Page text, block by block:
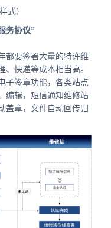
式）
务协议”
都要签署大量的特许维
快递等成本相当高。
子签章功能，各类站点
编辑，短信通知维修站
盖章，文件自动回传归